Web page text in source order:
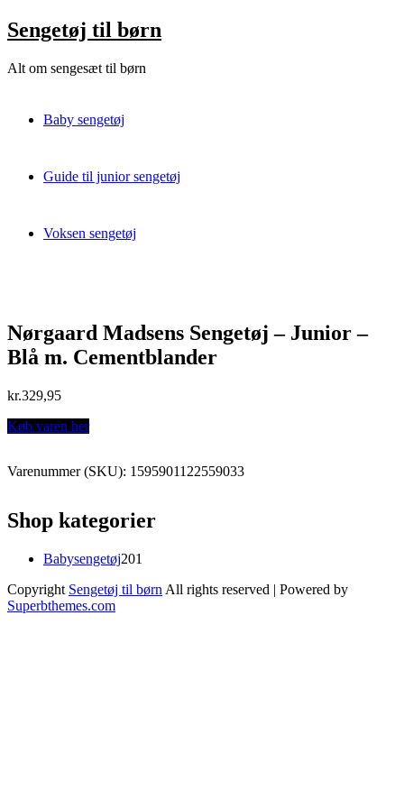
Skip
to
Sengetøj til børn
Alt om sengesæt til børn
Baby sengetøj
Guide til junior sengetøj
Voksen sengetøj
Nørgaard Madsens Sengetøj – Junior –
Blå m. Cementblander
kr.329,95
Køb varen her
Varenummer (SKU): 1595901122559033
Shop kategorier
Babysengetøj201
Copyright Sengetøj til børn All rights reserved | Powered by
Superbthemes.com